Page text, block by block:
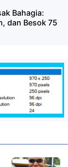
Bahagia:
dan Besok 75